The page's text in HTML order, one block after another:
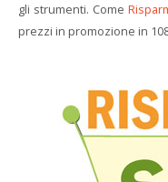
gli strumenti. Come
prezzi in promozione in